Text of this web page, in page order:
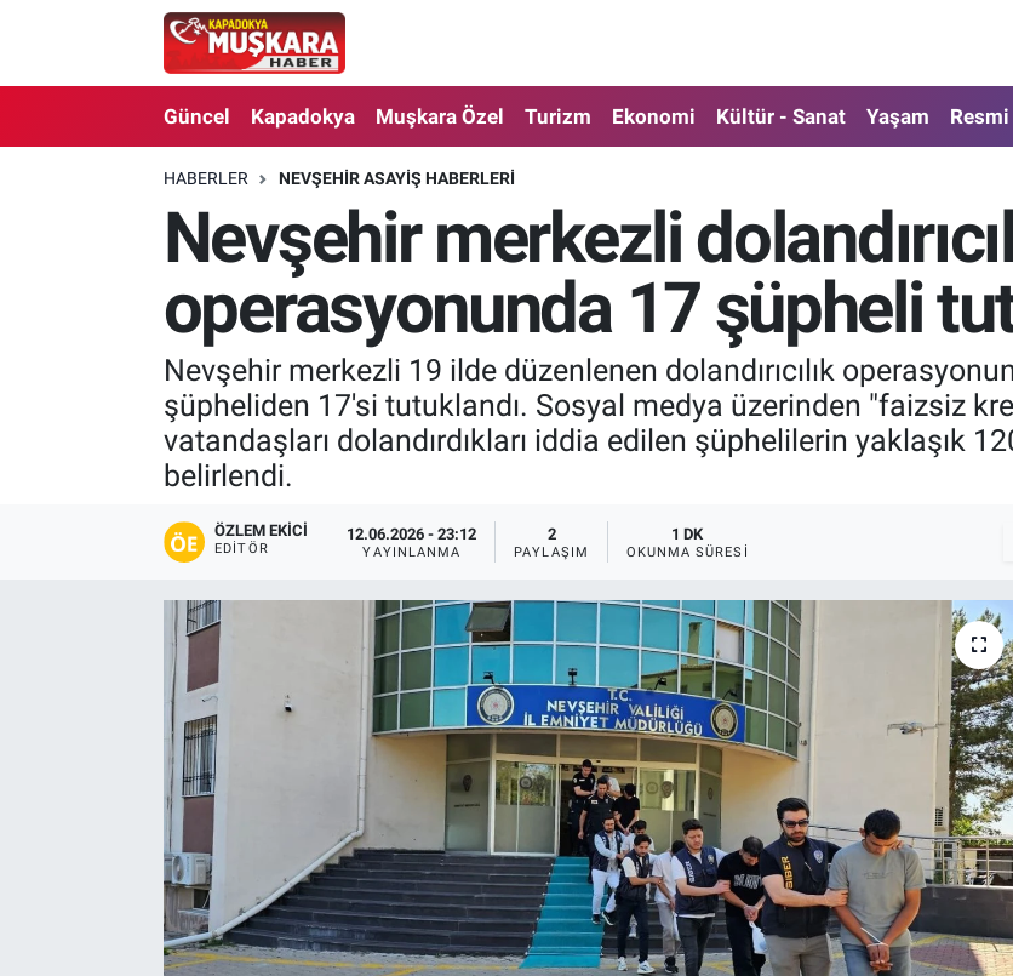
Güncel Kapadokya Muşkara Özel Turizm Ekonomi Kültür - Sanat Yaşam
HABERLER NEVŞEHIR ASAYIŞ HABERLERI
Nevşehir merkezli
operasyonunda 17 şüpheli
Nevşehir merkezli 19 ilde düzenlenen dolandırıcılık
şüpheliden 17'si tutuklandı. Sosyal medya üzerinden "faizsiz
vatandaşları dolandırdıkları iddia edilen şüphelilerin yaklaşık
belirlendi.
ÖZLEM EKICI
EDITÖR
12.06.2026 - 23:12
YAYINLANMA
2
PAYLAŞIM
1 DK
OKUNMA SÜRESI
CANLI SEÇİM SONUÇLARI
Güncel
Kapadokya
Kültür - Sanat
Nevşehir Nöbetçi Eczaneler
Nevşehir Hava Durumu
Nevşehir Trafik Yoğunluk Haritası
Süper Lig Puan Durumu ve Fikstür
Tüm Manşetler
Son Dakika Haberleri
Haber Arşivi